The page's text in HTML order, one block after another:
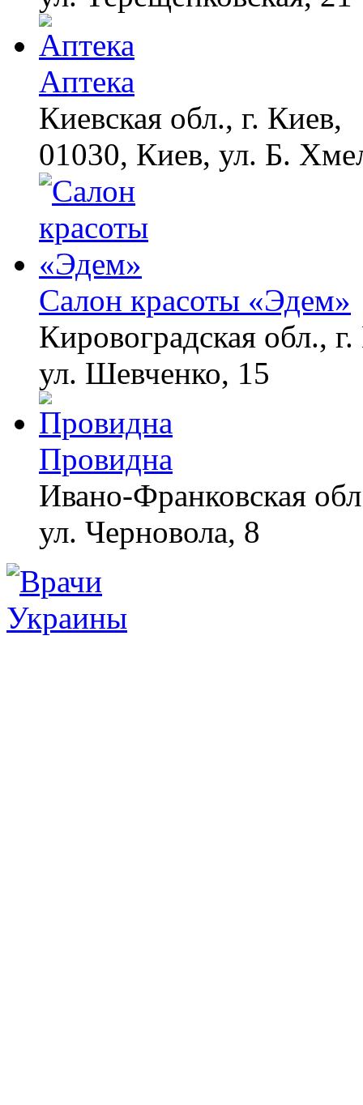
будете смеяться долго
Даже самый
запущенный грибок
исчезнет с корнем,
если перед сном…
i
Ногти будут чистыми!
убьет грибок,
возьмите 3%-ю…
Аптека
Киевская обл., г. Киев,
01030, Киев, ул. Б.
Салон красоты «Эдем»
Кировоградская обл.,
ул. Шевченко, 15
Провидна
Ивано-Франковская
ул. Черновола, 8